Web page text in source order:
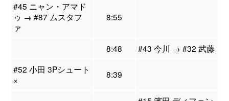
#45 ニャン・アマド
ゥ → #87 ムスタフ
ァ
8:55
8:48
#43 今川 → #32 武藤
#52 小田 3Pシュート
×
8:39